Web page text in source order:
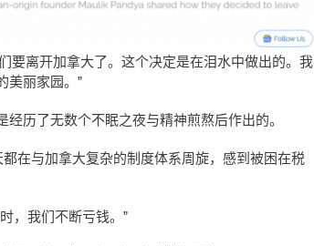
要离开加拿大了。这个决定是在泪水中做出的。我
美丽家园。”
历了无数个不眠之夜与精神煎熬后作出的。
在与加拿大复杂的制度体系周旋，感到被困在税
，我们不断亏钱。”